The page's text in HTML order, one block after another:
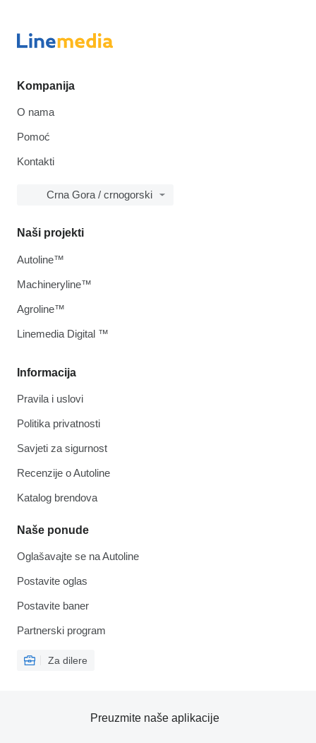
Kompanija
O nama
Pomoć
Kontakti
Crna Gora / crnogorski
Informacija
Pravila i uslovi
Politika privatnosti
Savjeti za sigurnost
Recenzije o Autoline
Katalog brendova
Naše ponude
Oglašavajte se na Autoline
Postavite oglas
Postavite baner
Partnerski program
Za dilere
Naši projekti
Autoline™
Machineryline™
Agroline™
Linemedia Digital ™
Preuzmite naše aplikacije